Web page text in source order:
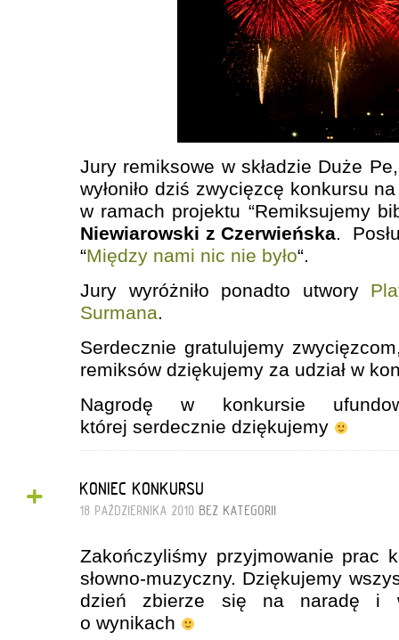
Jury remiksowe w składzie Duże
wyłoniło dziś zwycięzcę konkursu
w ramach projektu “Remiksujemy
Niewiarowski z Czerwieńska.
“Między nami nic nie było“.
Jury wyróżniło ponadto utwory
Surmana.
Serdecznie gratulujemy
remiksów dziękujemy za udział w
Nagrodę w konkursie
której serdecznie dziękujemy
+ KONIEC KONKURSU
18 PAŹDZIERNIKA 2010 BEZ KATEGORII
Zakończyliśmy przyjmowanie prac
słowno-muzyczny. Dziękujemy
dzień zbierze się na naradę i
o wynikach